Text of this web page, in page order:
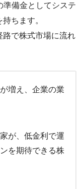
準備金としてシステ
ちます。
路で株式市場に流れ
増え、企業の業
が、低金利で運
を期待できる株